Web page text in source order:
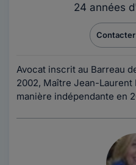
24 années
Avocat inscrit au Barreau
2002, Maître Jean-Laurent
manière indépendante en